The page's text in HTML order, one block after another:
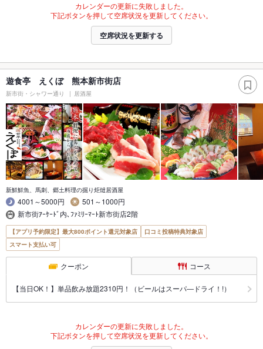
カレンダーの更新に失敗しました。
下記ボタンを押して空席状況を更新してください。
空席状況を更新する
遊食亭 えくぼ 熊本新市街店
新市街・シャワー通り 居酒屋
新鮮鮮魚、馬刺、郷土料理の掘り炬燵居酒屋
4001～5000円
501～1000円
新市街ｱｰｹｰﾄﾞ内､ﾌｧﾐﾘｰﾏｰﾄ新市街店2階
【アプリ予約限定】最大800ポイント還元対象店
口コミ投稿特典対象店
スマート支払い可
クーポン コース
【当日OK！】単品飲み放題2310円！（ビールはスーパ―ドライ！!）
カレンダーの更新に失敗しました。
下記ボタンを押して空席状況を更新してください。